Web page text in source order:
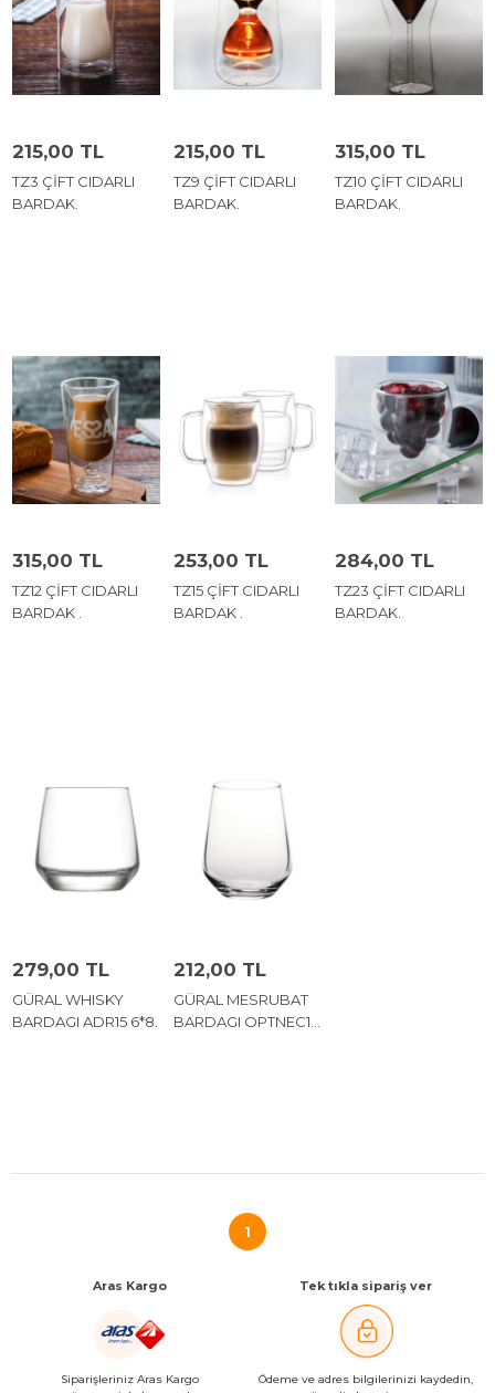
215,00 TL
TZ3 ÇİFT CIDARLI
BARDAK.
215,00 TL
TZ9 ÇİFT CIDARLI
BARDAK.
315,00 TL
TZ10 ÇİFT CIDARLI
BARDAK.
315,00 TL
TZ12 ÇİFT CIDARLI
BARDAK .
253,00 TL
TZ15 ÇİFT CIDARLI
BARDAK .
284,00 TL
TZ23 ÇİFT CIDARLI
BARDAK.
279,00 TL
GÜRAL WHISKY
BARDAGI ADR15 6*8.
212,00 TL
GÜRAL MESRUBAT
BARDAGI OPTNEC14
1
Aras Kargo
Siparişleriniz Aras Kargo
Tek tıkla sipariş ver
Ödeme ve adres bilgilerinizi kaydedin,